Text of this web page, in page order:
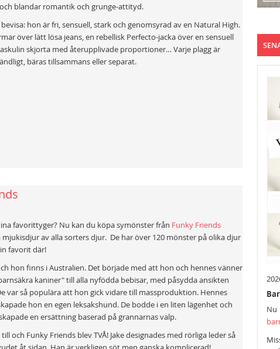
blandar romantik och grunge-attityd.
hon är fri, sensuell, stark och genomsyrad av en Natural High.
över lätt lösa jeans, en rebellisk Perfecto-jacka över en sensuell
skjorta med återupplivade proportioner… Varje plagg är
bäras tillsammans eller separat.
favorittyger? Nu kan du köpa symönster från Funky Friends
av alla sorters djur. De har över 120 mönster på olika djur
favorit där!
hon finns i Australien. Det började med att hon och hennes vänner
kaniner" till alla nyfödda bebisar, med påsydda ansikten
var så populära att hon gick vidare till massproduktion. Hennes
hon en egen leksakshund. De bodde i en liten lägenhet och
en ersättning baserad på grannarnas valp.
och Funky Friends blev TVÅ! Jake designades med rörliga leder så
Nu